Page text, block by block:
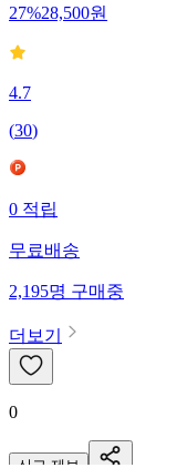
27%28,500원
4.7
(30)
0적립
무료배송
2,195명구매중
더보기
0